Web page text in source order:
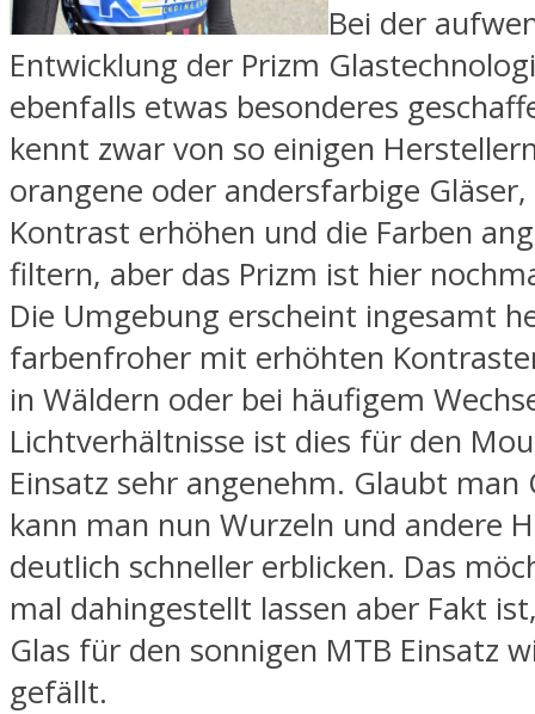
Bei der
Entwicklung der Prizm
ebenfalls etwas besonderes
kennt zwar von so einigen
orangene oder andersfarbige
Kontrast erhöhen und die Farben
filtern, aber das Prizm ist hier
Die Umgebung erscheint ingesamt
farbenfroher mit erhöhten
in Wäldern oder bei häufigem
Lichtverhältnisse ist dies für den
Einsatz sehr angenehm. Glaubt man
kann man nun Wurzeln und andere
deutlich schneller erblicken. Das
mal dahingestellt lassen aber Fakt
Glas für den sonnigen MTB Einsatz
gefällt.